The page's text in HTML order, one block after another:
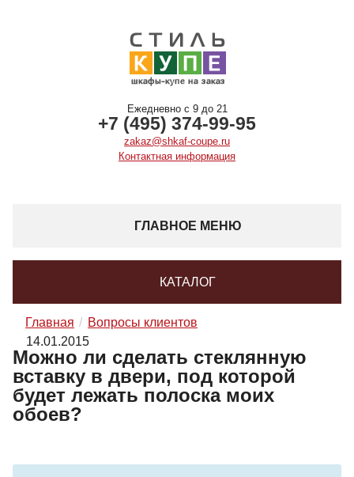
Ежедневно с 9 до 21
+7 (495) 374-99-95
zakaz@shkaf-coupe.ru
Контактная информация
ГЛАВНОЕ МЕНЮ
КАТАЛОГ
Главная
Вопросы клиентов
14.01.2015
Можно ли сделать стеклянную
вставку в двери, под которой
будет лежать полоска моих
обоев?